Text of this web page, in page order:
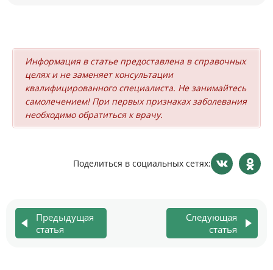
Информация в статье предоставлена в справочных
целях и не заменяет консультации
квалифицированного специалиста. Не занимайтесь
самолечением! При первых признаках заболевания
необходимо обратиться к врачу.
Поделиться в социальных сетях:
Предыдущая
статья
Следующая
статья